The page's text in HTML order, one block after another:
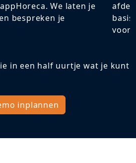
We laten je
bespreken je
voor
in een half uurtje wat je kunt
inplannen